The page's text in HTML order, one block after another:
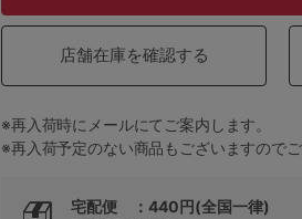
店舗在庫を確認する
※再入荷時にメールにてご案内します。
※再入荷予定のない商品もございますのでご
宅配便 ：440円(全国一律)